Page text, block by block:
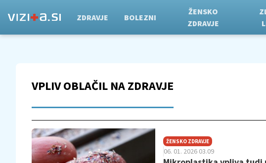
ZDRAVJE BOLEZNI
ŽENSKO
ZDRAVJE
VPLIV OBLAČIL NA ZDRAVJE
ŽENSKO ZDRAVJE
06. 01. 2026 03.09